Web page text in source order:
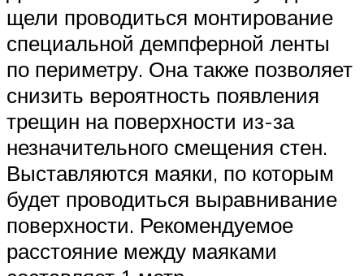
щели проводиться монтирование
специальной демпферной ленты
по периметру. Она также позволяет
снизить вероятность появления
трещин на поверхности из-за
незначительного смещения стен.
Выставляются маяки, по которым
будет проводиться выравнивание
поверхности. Рекомендуемое
расстояние между маяками